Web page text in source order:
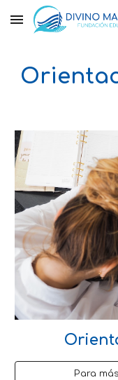
Skip to main content
Para